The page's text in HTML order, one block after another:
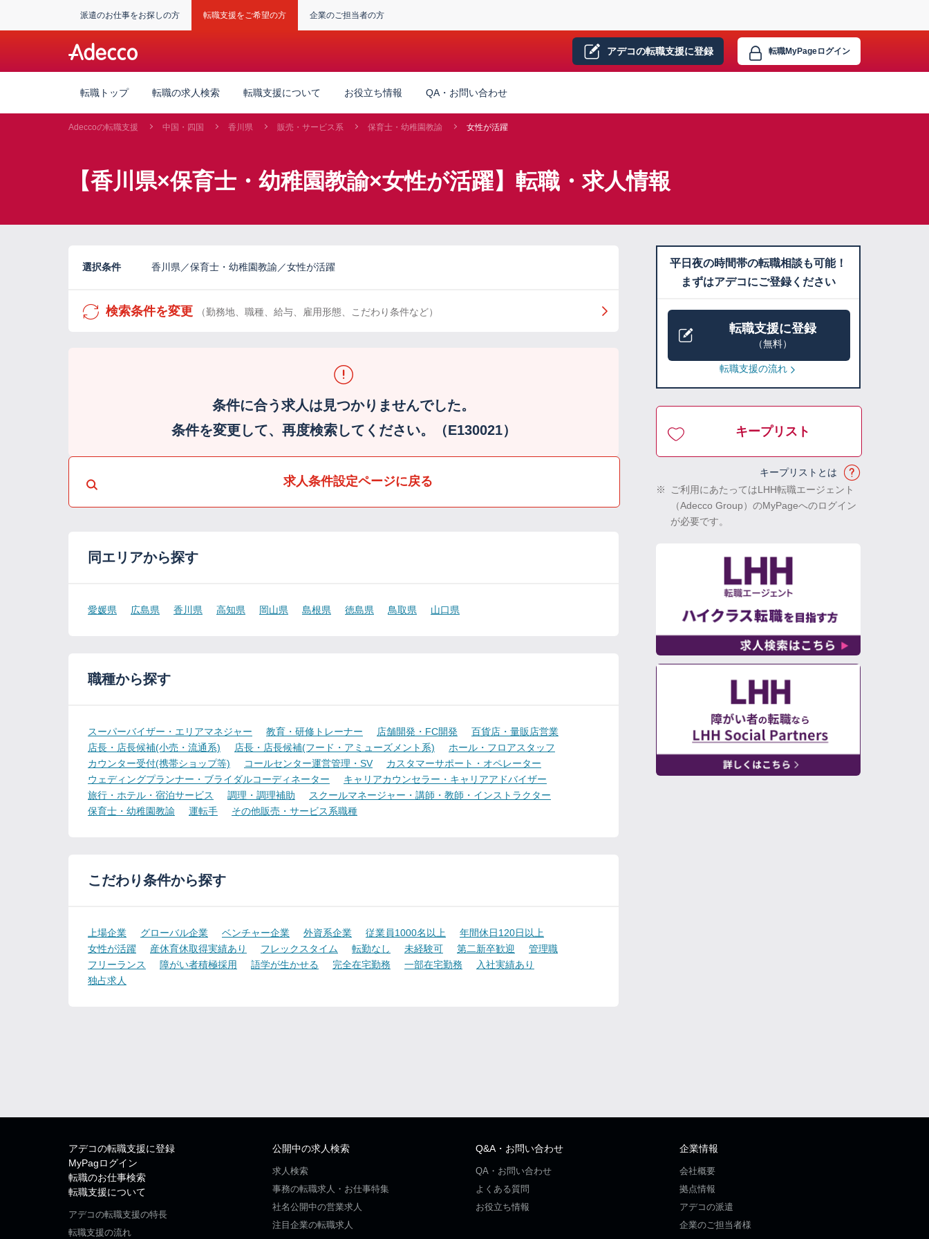
派遣のお仕事をお探しの方 転職支援をご希望の方 企業のご担当者の方
アデコの転職支援に登録 転職MyPageログイン
転職トップ 転職の求人検索 転職支援について お役立ち情報 QA・お問い合わせ
Adeccoの転職支援 中国・四国 香川県 販売・サービス系 保育士・幼稚園教諭 女性が活躍
【香川県×保育士・幼稚園教諭×女性が活躍】転職・求人情報
選択条件 香川県／保育士・幼稚園教諭／女性が活躍
検索条件を変更 （勤務地、職種、給与、雇用形態、こだわり条件など）
条件に合う求人は見つかりませんでした。
条件を変更して、再度検索してください。（E130021）
求人条件設定ページに戻る
同エリアから探す
愛媛県 広島県 香川県 高知県 岡山県 島根県 徳島県 鳥取県 山口県
職種から探す
スーパーバイザー・エリアマネジャー 教育・研修トレーナー 店舗開発・FC開発
百貨店・量販店営業
店長・店長候補(小売・流通系)
店長・店長候補(フード・アミューズメント系)
ホール・フロアスタッフ
カウンター受付(携帯ショップ等)
コールセンター運営管理・SV
カスタマーサポート・オペレーター
ウェディングプランナー・ブライダルコーディネーター
キャリアカウンセラー・キャリアアドバイザー
旅行・ホテル・宿泊サービス
調理・調理補助
スクールマネージャー・講師・教師・インストラクター
保育士・幼稚園教諭
運転手 その他販売・サービス系職種
こだわり条件から探す
上場企業 グローバル企業 ベンチャー企業 外資系企業 従業員1000名以上
年間休日120日以上
女性が活躍
産休育休取得実績あり フレックスタイム 転勤なし 未経験可 第二新卒歓迎
管理職
フリーランス
障がい者積極採用 語学が生かせる 完全在宅勤務 一部在宅勤務
入社実績あり
独占求人
平日夜の時間帯の転職相談も可能！
まずはアデコにご登録ください
転職支援に登録
（無料）
転職支援の流れ
キープリスト
キープリストとは
※
ご利用にあたってはLHH転職エージェント
（Adecco Group）のMyPageへのログイン
が必要です。
アデコの転職支援に登録
MyPagログイン
転職のお仕事検索
転職支援について
アデコの転職支援の特長
転職支援の流れ
公開中の求人検索
求人検索
事務の転職求人・お仕事特集
社名公開中の営業求人
注目企業の転職求人
Q&A・お問い合わせ
QA・お問い合わせ
よくある質問
お役立ち情報
企業情報
会社概要
拠点情報
アデコの派遣
企業のご担当者様